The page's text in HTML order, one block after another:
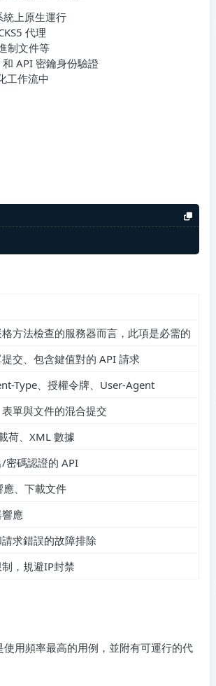
上原生運行
代理
制文件等
API 密鑰身份驗證
工作流中
方法檢查的服務器而言，此項是必需的
交、包含鍵值對的 API 請求
Type、授權令牌、User-Agent
單與文件的混合提交
荷、XML 數據
密碼認證的 API
應、下載文件
應
求錯誤的故障排除
，規避IP封禁
用頻率最高的用例，並附有可運行的代